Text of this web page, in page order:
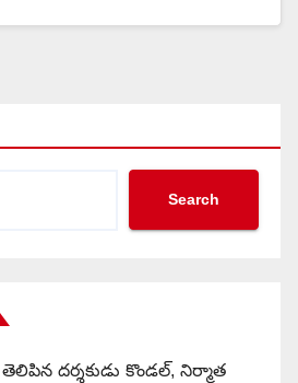
Search
తెలిపిన దర్శకుడు కొండల్, నిర్మాత